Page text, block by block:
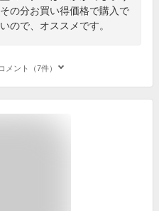
の分お買い得価格で購入で
ので、オススメです。
メント（7件）